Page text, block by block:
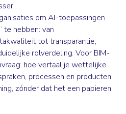
om AI-toepassingen
te hebben: van
tot transparantie,
rolverdeling. Voor BIM-
hoe vertaal je wettelijke
processen en producten
zónder dat het een papieren